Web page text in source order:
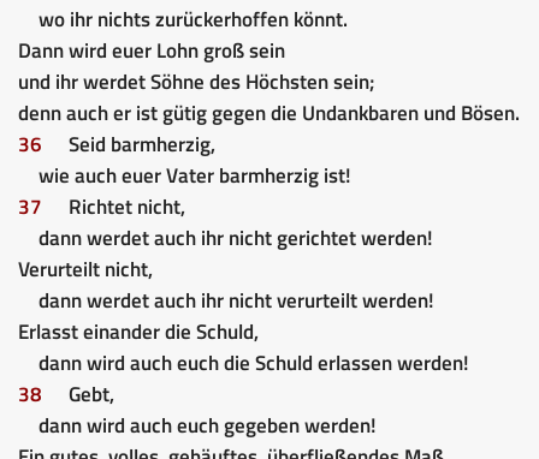
wo ihr nichts zurückerhoffen könnt.
Dann wird euer Lohn groß sein
und ihr werdet Söhne des Höchsten sein;
denn auch er ist gütig gegen die Undankbaren und Bösen.
36
Seid barmherzig,
wie auch euer Vater barmherzig ist!
37
Richtet nicht,
dann werdet auch ihr nicht gerichtet werden!
Verurteilt nicht,
dann werdet auch ihr nicht verurteilt werden!
Erlasst einander die Schuld,
dann wird auch euch die Schuld erlassen werden!
38
Gebt,
dann wird auch euch gegeben werden!